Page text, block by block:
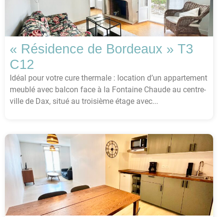
« Résidence de Bordeaux » T3
C12
Idéal pour votre cure thermale : location d’un appartement
meublé avec balcon face à la Fontaine Chaude au centre-
ville de Dax, situé au troisième étage avec...